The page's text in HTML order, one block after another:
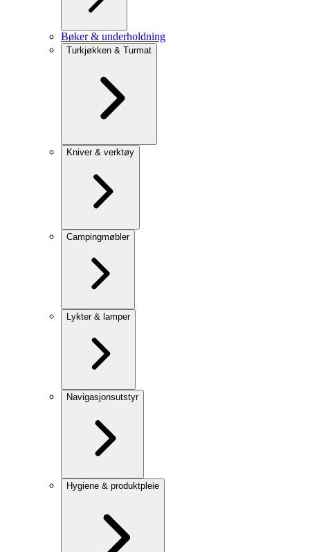
Bøker & underholdning
Turkjøkken & Turmat
Kniver & verktøy
Campingmøbler
Lykter & lamper
Navigasjonsutstyr
Hygiene & produktpleie